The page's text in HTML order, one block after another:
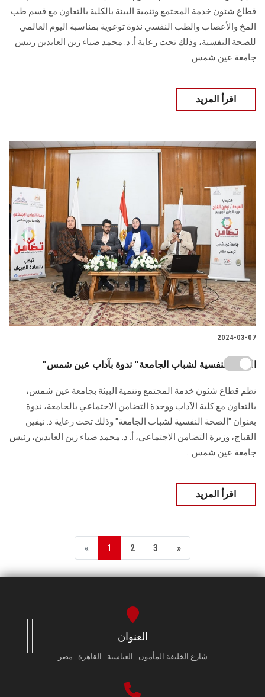
قطاع شئون خدمة المجتمع ‏وتنمية البيئة بالكلية بالتعاون مع قسم طب
المخ والأعصاب والطب النفسي ندوة توعوية بمناسبة ‏اليوم العالمي
للصحة النفسية، وذلك تحت رعاية أ. د. محمد ضياء زين العابدين رئيس
جامعة ‏عين شمس
اقرأ المزيد
2024-03-07
"الصحة النفسية لشباب الجامعة" ندوة بآداب عين شمس
نظم قطاع شئون خدمة المجتمع وتنمية البيئة بجامعة عين شمس،
بالتعاون مع كلية الآداب ووحدة ‏التضامن الاجتماعي بالجامعة، ندوة
بعنوان "الصحة النفسية لشباب الجامعة" وذلك تحت رعاية ‏د. نيفين
القباج، وزيرة التضامن الاجتماعي، أ. د. محمد ضياء زين العابدين، رئيس
جامعة عين ‏شمس ..
اقرأ المزيد
« 1 2 3 »
العنوان
شارع الخليفة المأمون - العباسية - القاهرة - مصر